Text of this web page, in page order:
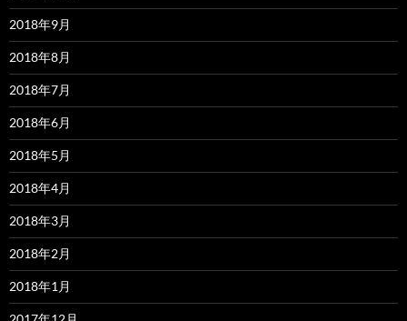
2018年9月
2018年8月
2018年7月
2018年6月
2018年5月
2018年4月
2018年3月
2018年2月
2018年1月